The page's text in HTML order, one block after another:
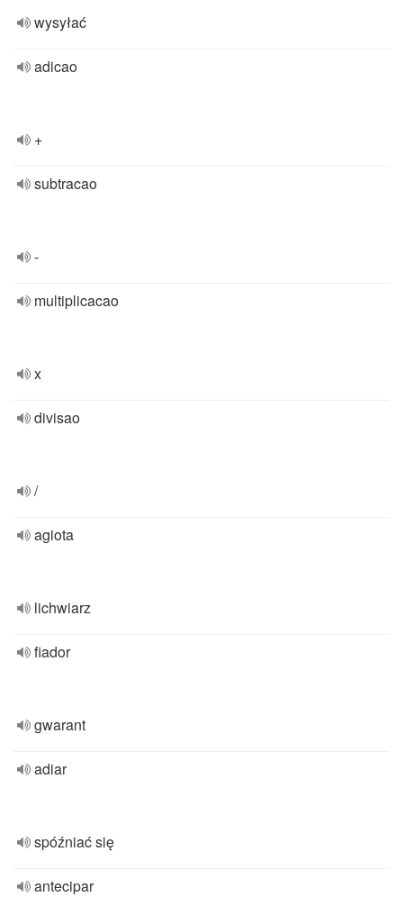
wysyłać
adicao
+
subtracao
-
multiplicacao
x
divisao
/
agiota
lichwiarz
fiador
gwarant
adiar
spóźniać się
antecipar